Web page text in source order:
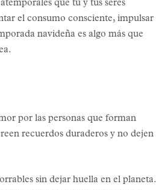
que tú y tus seres
el consumo consciente, impulsar
navideña es algo más que
por las personas que forman
recuerdos duraderos y no dejen
sin dejar huella en el planeta.